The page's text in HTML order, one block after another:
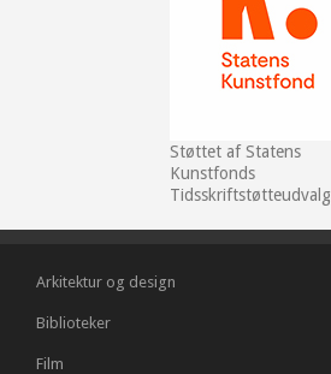
Støttet af Statens
Kunstfonds
Tidsskriftstøtteudvalg
Arkitektur og design
Biblioteker
Film